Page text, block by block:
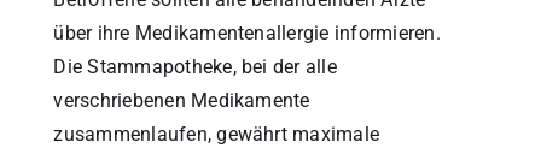
über ihre Medikamentenallergie informieren.
Die Stammapotheke, bei der alle
verschriebenen Medikamente
zusammenlaufen, gewährt maximale